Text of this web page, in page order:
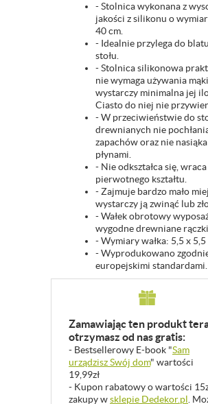
- Stolnica wykonana z
jakości z silikonu o
40 cm.
- Idealnie przylega do
stołu.
- Stolnica silikonowa
nie wymaga używania
wystarczy minimalna jej
Ciasto do niej nie
- W przeciwieństwie do
drewnianych nie
zapachów oraz nie nasiąka
płynami.
- Nie odkształca się,
pierwotnego kształtu.
- Zajmuje bardzo mało
wystarczy ją zwinąć lub
- Wałek obrotowy
wygodne drewniane
- Wymiary wałka: 5,5 x 5,5
- Wyprodukowano
europejskimi standardami.
Zamawiając ten produkt
otrzymasz od nas gratis:
- Bestsellerowy E-book "Sam
urządzisz Swój dom" wartości
19,99zł
- Kupon rabatowy o wartości
zakupy wsklepie Dedekor.pl.